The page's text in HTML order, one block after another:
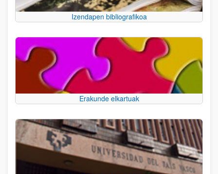
Izendapen bibliografikoa
Erakunde elkartuak